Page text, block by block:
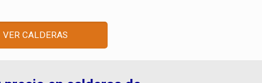
VER CALDERAS